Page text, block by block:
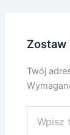
Zostaw
Twój
tutaj..